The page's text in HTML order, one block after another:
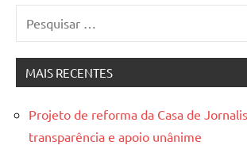
Pesquisar
por:
MAIS RECENTES
Projeto de reforma da Casa de
transparência e apoio unânime